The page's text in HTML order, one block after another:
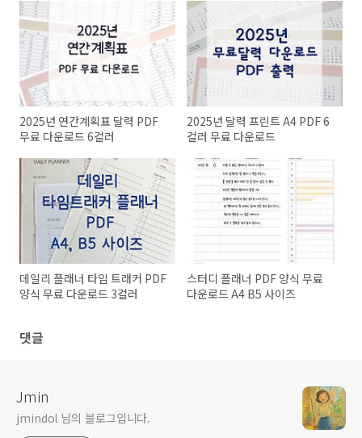
2025년 연간계획표 달력 PDF
무료 다운로드 6컬러
2025년 달력 프린트 A4 PDF 6
컬러 무료 다운로드
데일리 플래너 타임 트래커 PDF
양식 무료 다운로드 3컬러
스터디 플래너 PDF 양식 무료
다운로드 A4 B5 사이즈
댓글
Jmin
jmindol 님의 블로그입니다.